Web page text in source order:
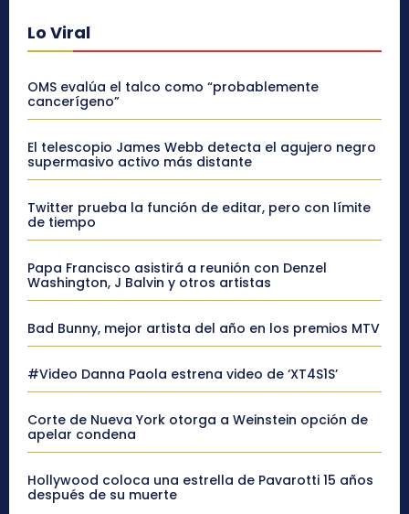
Lo Viral
OMS evalúa el talco como “probablemente
cancerígeno”
El telescopio James Webb detecta el agujero negro
supermasivo activo más distante
Twitter prueba la función de editar, pero con límite
de tiempo
Papa Francisco asistirá a reunión con Denzel
Washington, J Balvin y otros artistas
Bad Bunny, mejor artista del año en los premios MTV
#Video Danna Paola estrena video de ‘XT4S1S’
Corte de Nueva York otorga a Weinstein opción de
apelar condena
Hollywood coloca una estrella de Pavarotti 15 años
después de su muerte